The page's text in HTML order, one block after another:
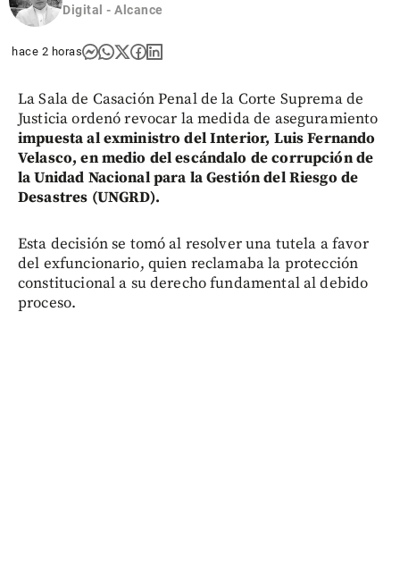
Digital - Alcance
hace 2 horas
La Sala de Casación Penal de la Corte Suprema de
Justicia ordenó revocar la medida de aseguramiento
impuesta al exministro del Interior, Luis Fernando
Velasco, en medio del escándalo de corrupción de
la Unidad Nacional para la Gestión del Riesgo de
Desastres (UNGRD).
Esta decisión se tomó al resolver una tutela a favor
del exfuncionario, quien reclamaba la protección
constitucional a su derecho fundamental al debido
proceso.